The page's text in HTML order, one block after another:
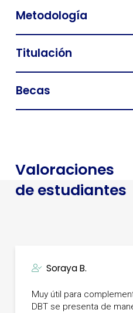
Metodología
Titulación
Becas
Valoraciones
de estudiantes
Soraya B.
Muy útil para
DBT se presenta de